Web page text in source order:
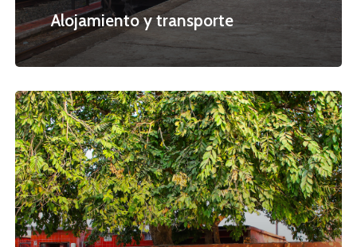
Alojamiento y transporte